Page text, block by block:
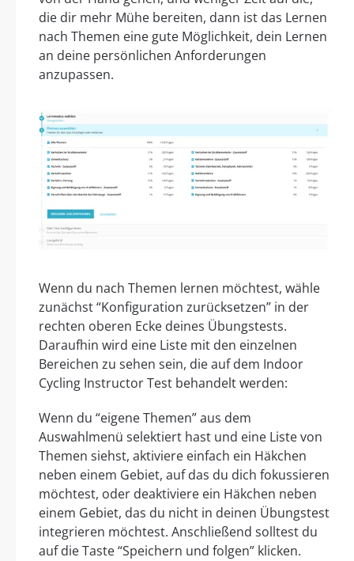
die dir mehr Mühe bereiten, dann ist das Lernen
nach Themen eine gute Möglichkeit, dein Lernen
an deine persönlichen Anforderungen
anzupassen.
Wenn du nach Themen lernen möchtest, wähle
zunächst “Konfiguration zurücksetzen” in der
rechten oberen Ecke deines Übungstests.
Daraufhin wird eine Liste mit den einzelnen
Bereichen zu sehen sein, die auf dem Indoor
Cycling Instructor Test behandelt werden:
Wenn du “eigene Themen” aus dem
Auswahlmenü selektiert hast und eine Liste von
Themen siehst, aktiviere einfach ein Häkchen
neben einem Gebiet, auf das du dich fokussieren
möchtest, oder deaktiviere ein Häkchen neben
einem Gebiet, das du nicht in deinen Übungstest
integrieren möchtest. Anschließend solltest du
auf die Taste “Speichern und folgen” klicken.